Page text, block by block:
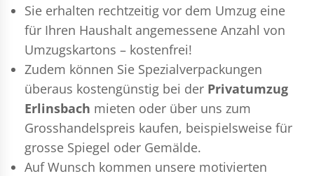
Sie erhalten rechtzeitig vor dem Umzug eine
für Ihren Haushalt angemessene Anzahl von
Umzugskartons – kostenfrei!
Zudem können Sie Spezialverpackungen
überaus kostengünstig bei der Privatumzug
Erlinsbach mieten oder über uns zum
Grosshandelspreis kaufen, beispielsweise für
grosse Spiegel oder Gemälde.
Auf Wunsch kommen unsere motivierten